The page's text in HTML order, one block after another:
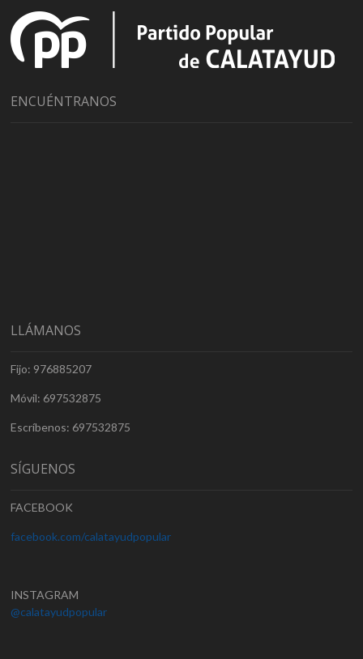
ENCUÉNTRANOS
LLÁMANOS
Fijo: 976885207
Móvil: 697532875
Escríbenos: 697532875
SÍGUENOS
FACEBOOK
facebook.com/calatayudpopular
INSTAGRAM
@calatayudpopular